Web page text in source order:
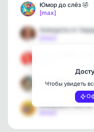
Юмор до слёз 🤣
[max]
[max]
Юмор для тебя 😆
Чтобы увидеть